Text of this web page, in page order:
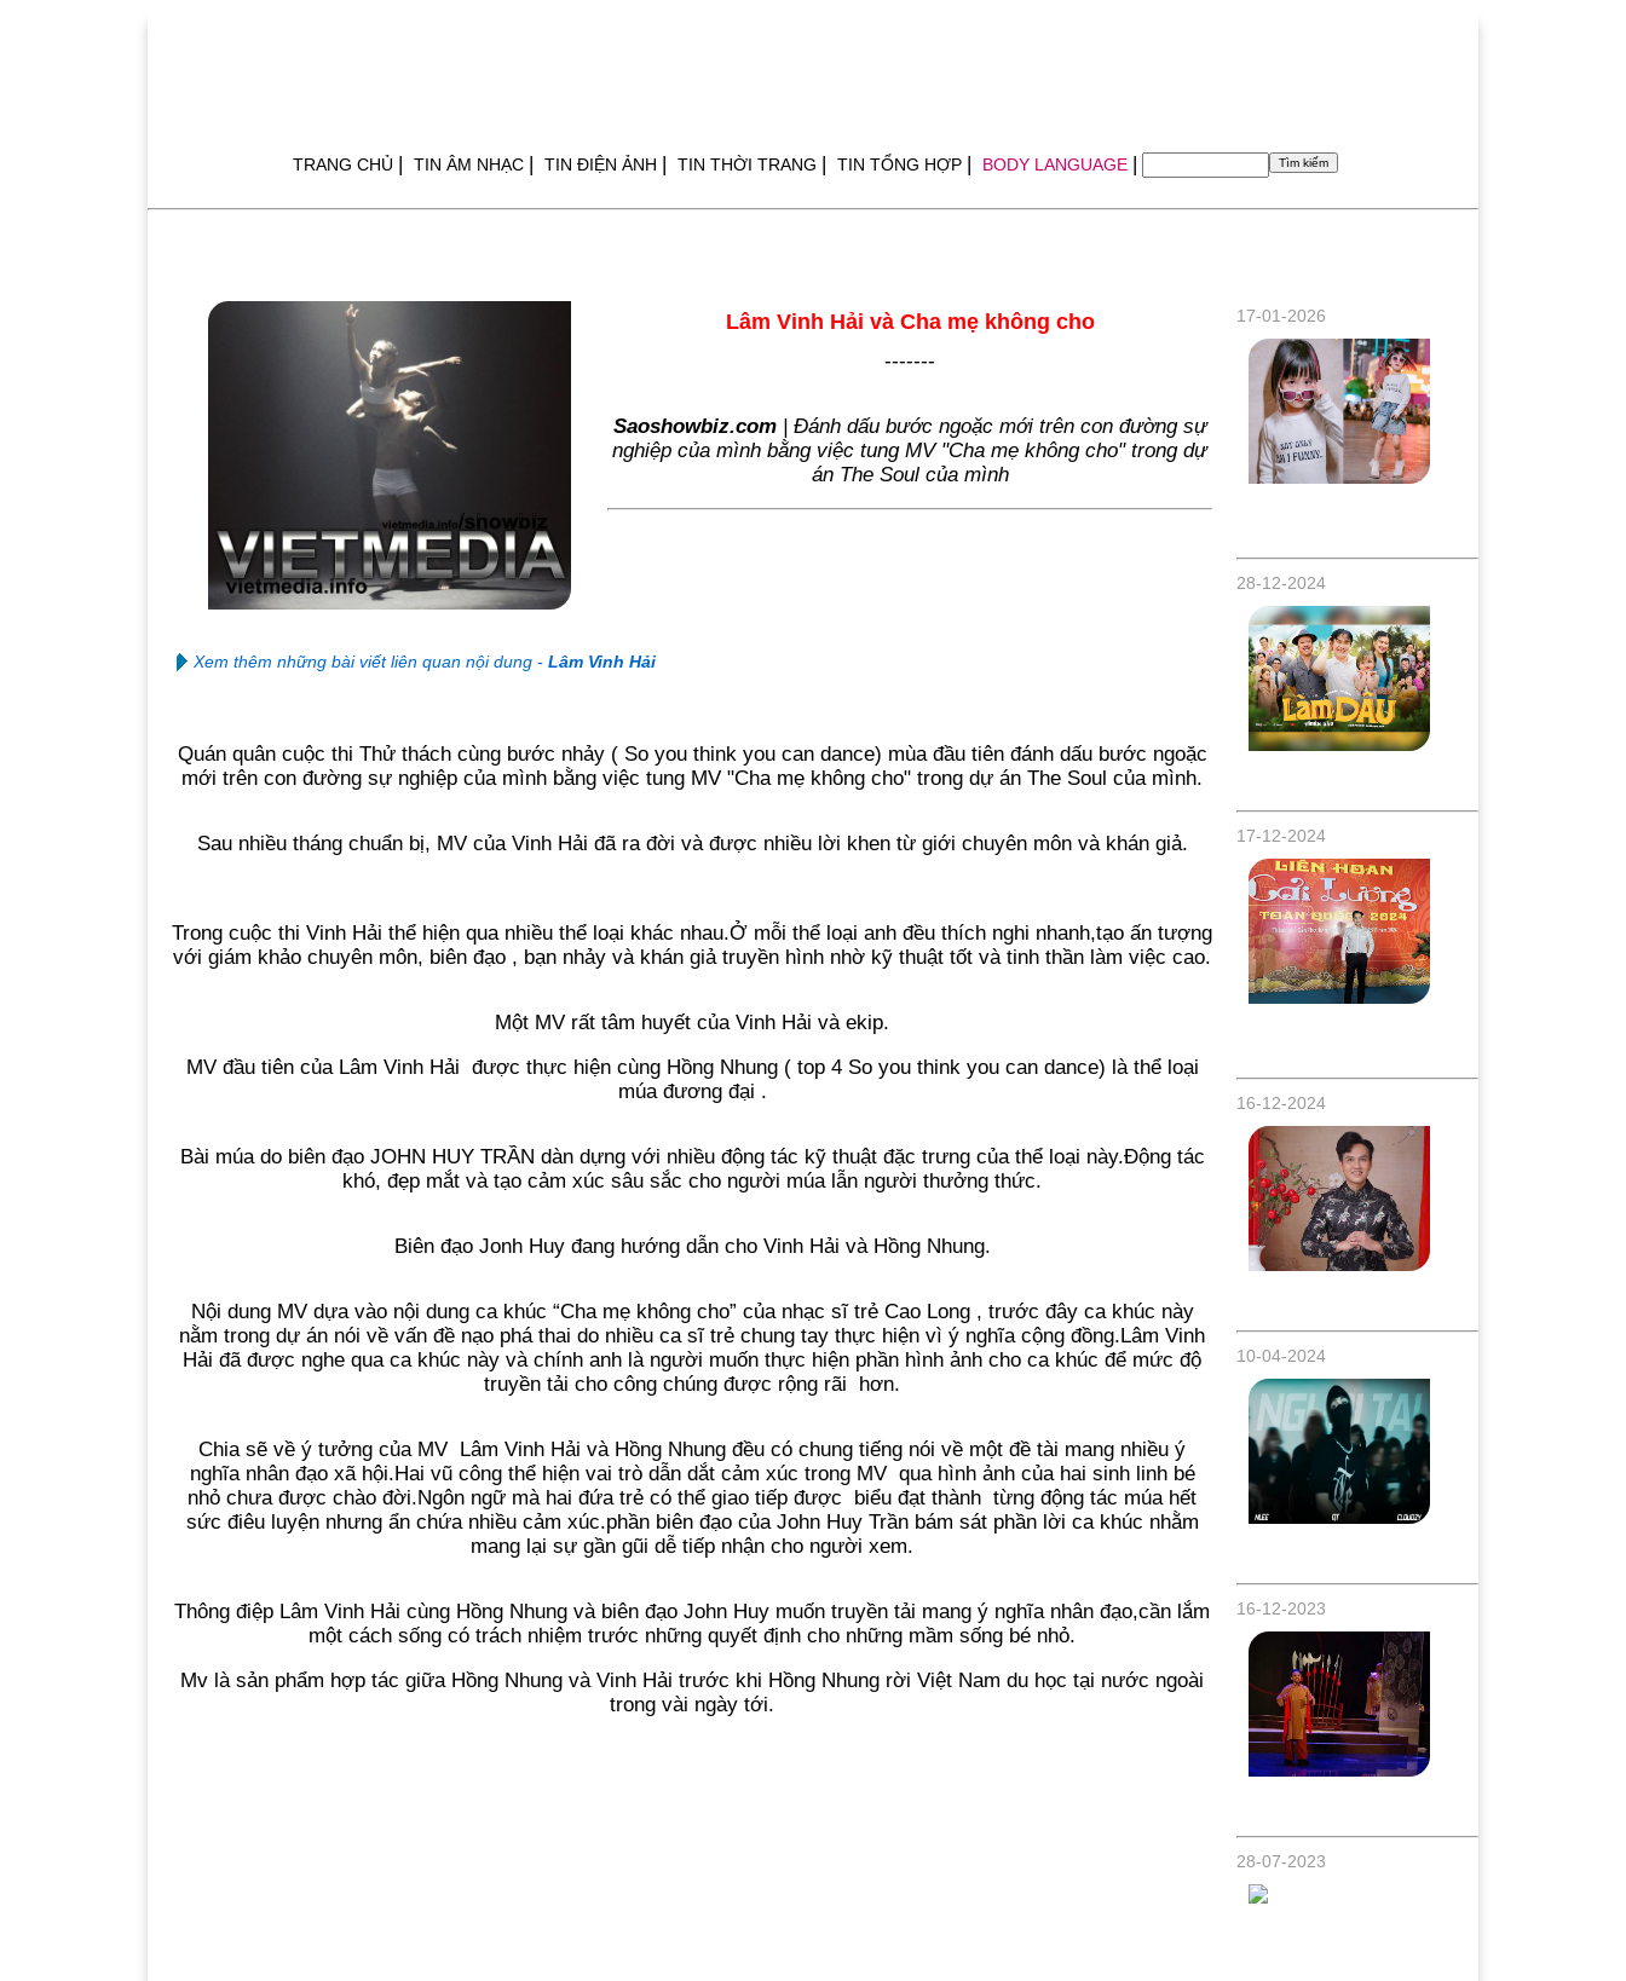
TRANG CHỦ | TIN ÂM NHẠC | TIN ĐIỆN ẢNH | TIN THỜI TRANG | TIN TỔNG HỢP | BODY LANGUAGE |
Lâm Vinh Hải và Cha mẹ không cho
-------
Saoshowbiz.com| Đánh dấu bước ngoặc mới trên con đường sự
nghiệp của mình bằng việc tung MV "Cha mẹ không cho" trong dự
án The Soul của mình
Xem thêm những bài viết liên quan nội dung - Lâm Vinh Hải
Quán quân cuộc thi Thử thách cùng bước nhảy ( So you think you can dance) mùa đầu tiên đánh dấu bước ngoặc
mới trên con đường sự nghiệp của mình bằng việc tung MV "Cha mẹ không cho" trong dự án The Soul của mình.
Sau nhiều tháng chuẩn bị, MV của Vinh Hải đã ra đời và được nhiều lời khen từ giới chuyên môn và khán giả.
Trong cuộc thi Vinh Hải thể hiện qua nhiều thể loại khác nhau.Ở mỗi thể loại anh đều thích nghi nhanh,tạo ấn tượng
với giám khảo chuyên môn, biên đạo , bạn nhảy và khán giả truyền hình nhờ kỹ thuật tốt và tinh thần làm việc cao.
Một MV rất tâm huyết của Vinh Hải và ekip.
MV đầu tiên của Lâm Vinh Hải được thực hiện cùng Hồng Nhung ( top 4 So you think you can dance) là thể loại
múa đương đại .
Bài múa do biên đạo JOHN HUY TRẦN dàn dựng với nhiều động tác kỹ thuật đặc trưng của thể loại này.Động tác
khó, đẹp mắt và tạo cảm xúc sâu sắc cho người múa lẫn người thưởng thức.
Biên đạo Jonh Huy đang hướng dẫn cho Vinh Hải và Hồng Nhung.
Nội dung MV dựa vào nội dung ca khúc “Cha mẹ không cho” của nhạc sĩ trẻ Cao Long , trước đây ca khúc này
nằm trong dự án nói về vấn đề nạo phá thai do nhiều ca sĩ trẻ chung tay thực hiện vì ý nghĩa cộng đồng.Lâm Vinh
Hải đã được nghe qua ca khúc này và chính anh là người muốn thực hiện phần hình ảnh cho ca khúc để mức độ
truyền tải cho công chúng được rộng rãi hơn.
Chia sẽ về ý tưởng của MV Lâm Vinh Hải và Hồng Nhung đều có chung tiếng nói về một đề tài mang nhiều ý
nghĩa nhân đạo xã hội.Hai vũ công thể hiện vai trò dẫn dắt cảm xúc trong MV qua hình ảnh của hai sinh linh bé
nhỏ chưa được chào đời.Ngôn ngữ mà hai đứa trẻ có thể giao tiếp được biểu đạt thành từng động tác múa hết
sức điêu luyện nhưng ẩn chứa nhiều cảm xúc.phần biên đạo của John Huy Trần bám sát phần lời ca khúc nhằm
mang lại sự gần gũi dễ tiếp nhận cho người xem.
Thông điệp Lâm Vinh Hải cùng Hồng Nhung và biên đạo John Huy muốn truyền tải mang ý nghĩa nhân đạo,cần lắm
một cách sống có trách nhiệm trước những quyết định cho những mầm sống bé nhỏ.
Mv là sản phẩm hợp tác giữa Hồng Nhung và Vinh Hải trước khi Hồng Nhung rời Việt Nam du học tại nước ngoài
trong vài ngày tới.
17-01-2026
28-12-2024
17-12-2024
16-12-2024
10-04-2024
16-12-2023
28-07-2023